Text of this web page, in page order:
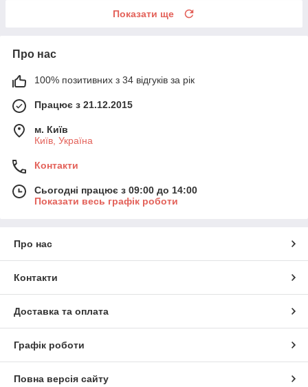
Показати ще
Про нас
100% позитивних з 34 відгуків за рік
Працює з 21.12.2015
м. Київ
Київ, Україна
Контакти
Сьогодні працює з 09:00 до 14:00
Показати весь графік роботи
Про нас
Контакти
Доставка та оплата
Графік роботи
Повна версія сайту